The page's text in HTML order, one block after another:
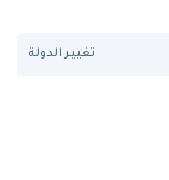
تغيير الدولة